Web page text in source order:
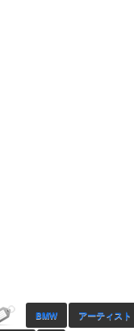
BMW アーティスト